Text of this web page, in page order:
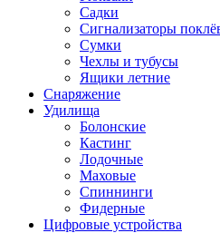
Садки
Сигнализаторы
Сумки
Чехлы и тубусы
Ящики летние
Снаряжение
Удилища
Болонские
Кастинг
Лодочные
Маховые
Спиннинги
Фидерные
Цифровые устройства